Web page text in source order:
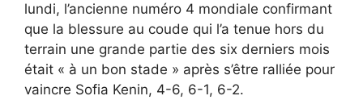
lundi, l’ancienne numéro 4 mondiale confirmant
que la blessure au coude qui l’a tenue hors du
terrain une grande partie des six derniers mois
était « à un bon stade » après s’être ralliée pour
vaincre Sofia Kenin, 4-6, 6-1, 6-2.